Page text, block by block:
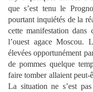
que s’est tenu le
pourtant inquiétés de la
cette manifestation
l’ouest agace Moscou.
élevées opportunément
de pommes quelque
faire tomber allaient peut-
La situation ne s’est